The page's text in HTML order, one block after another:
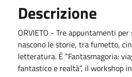
Descrizione
ORVIETO - Tre appuntamenti
nascono le storie, tra fumetto,
letteratura. È “Fantasmagoria:
fantastico e realtà”, il workshop